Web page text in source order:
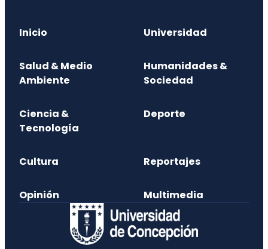
Inicio Universidad
Salud & Medio
Ambiente
Humanidades &
Sociedad
Ciencia &
Tecnología
Deporte
Cultura Reportajes
Opinión Multimedia